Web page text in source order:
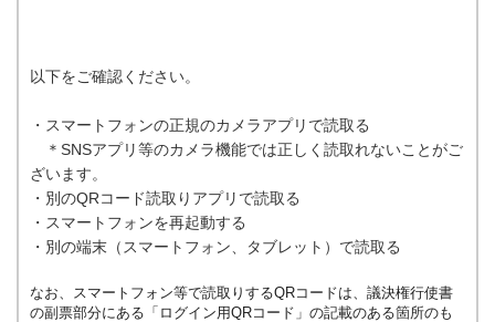
以下をご確認ください。
・スマートフォンの正規のカメラアプリで読取る
＊SNSアプリ等のカメラ機能では正しく読取れないことがご
ざいます。
・別のQRコード読取りアプリで読取る
・スマートフォンを再起動する
・別の端末（スマートフォン、タブレット）で読取る
なお、スマートフォン等で読取りするQRコードは、議決権行使書
の副票部分にある「ログイン用QRコード」の記載のある箇所のも